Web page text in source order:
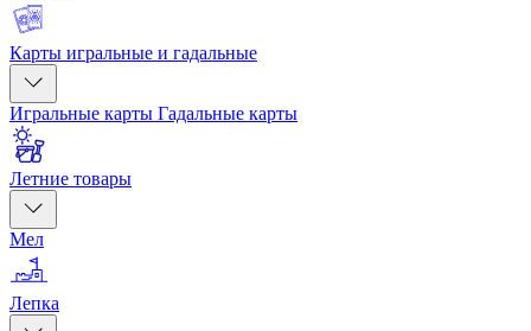
Карты игральные и гадальные
Игральные карты Гадальные карты
Летние товары
Мел
Лепка